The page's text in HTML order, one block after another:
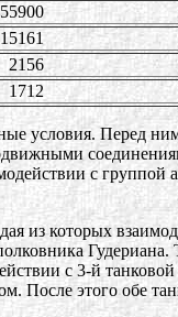
условия. Перед
с
из которых
с 3-й
После этого обе